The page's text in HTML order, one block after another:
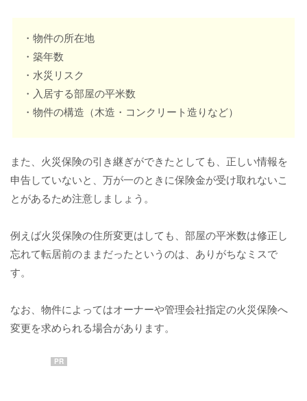
・物件の所在地
・築年数
・水災リスク
・入居する部屋の平米数
・物件の構造（木造・コンクリート造りなど）
また、火災保険の引き継ぎができたとしても、正しい情報を
申告していないと、万が一のときに保険金が受け取れないこ
とがあるため注意しましょう。
例えば火災保険の住所変更はしても、部屋の平米数は修正し
忘れて転居前のままだったというのは、ありがちなミスで
す。
なお、物件によってはオーナーや管理会社指定の火災保険へ
変更を求められる場合があります。
PR